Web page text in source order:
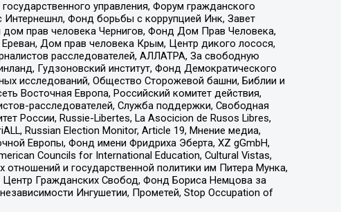
управления, Форум гражданского
Фонд борьбы с коррупцией Инк, Завет
дом прав человека Чернигов, Фонд Дом Прав Человека,
Дом прав человека Крым, Центр дикого лосося,
расследователей, АЛЛАТРА, За свободную
Гудзоновский институт, Фонд Демократического
исследований, Общество Сторожевой башни, Библии и
Восточная Европа, Российский комитет действия,
расследователей, Служба поддержки, Свободная
России, Russie-Libertes, La Asocicion de Rusos Libres,
Russian Election Monitor, Article 19, Мнение медиа,
Европы, Фонд имени Фридриха Эберта, XZ gGmbH,
Councils for International Education, Cultural Vistas,
и государственной политики им Питера Мунка,
Гражданских Свобод, Фонд Бориса Немцова за
Ингушетии, Прометей, Stop Occupation of